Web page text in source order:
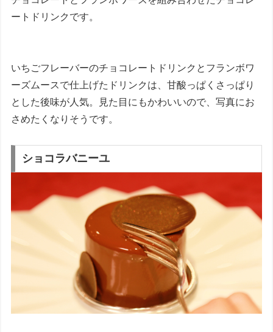
ートドリンクです。
いちごフレーバーのチョコレートドリンクとフランボワ
ーズムースで仕上げたドリンクは、甘酸っぱくさっぱり
とした後味が人気。見た目にもかわいいので、写真にお
さめたくなりそうです。
ショコラバニーユ